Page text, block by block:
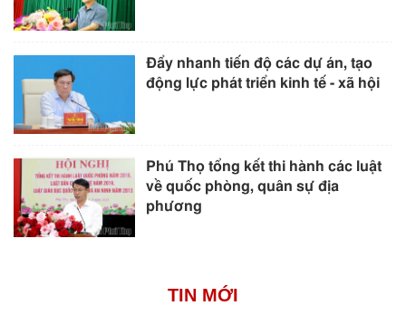
Đẩy nhanh tiến độ các dự án, tạo
động lực phát triển kinh tế - xã hội
Phú Thọ tổng kết thi hành các luật
về quốc phòng, quân sự địa
phương
TIN MỚI